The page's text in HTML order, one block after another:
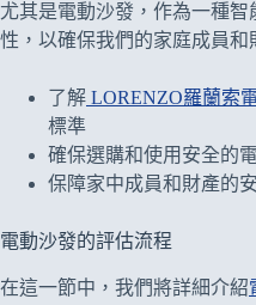
尤其是電動沙發，作為一種
性，以確保我們的家庭成員和
了解 LORENZO羅蘭索
標準
確保選購和使用安全的
保障家中成員和財產的
電動沙發的評估流程
在這一節中，我們將詳細介紹